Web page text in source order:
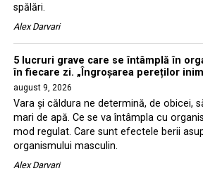
spălări.
Alex Darvari
5 lucruri grave care se întâmplă în
în fiecare zi. „Îngroșarea pereților
august 9, 2026
Vara și căldura ne determină, de obicei,
mari de apă. Ce se va întâmpla cu
mod regulat. Care sunt efectele berii
organismului masculin.
Alex Darvari